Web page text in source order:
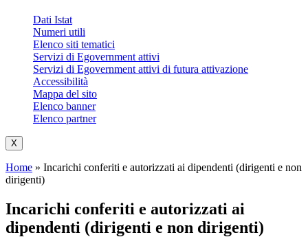
Dati Istat
Numeri utili
Elenco siti tematici
Servizi di Egovernment attivi
Servizi di Egovernment attivi di futura attivazione
Accessibilità
Mappa del sito
Elenco banner
Elenco partner
X
Home » Incarichi conferiti e autorizzati ai dipendenti (dirigenti e non
dirigenti)
Incarichi conferiti e autorizzati ai
dipendenti (dirigenti e non dirigenti)